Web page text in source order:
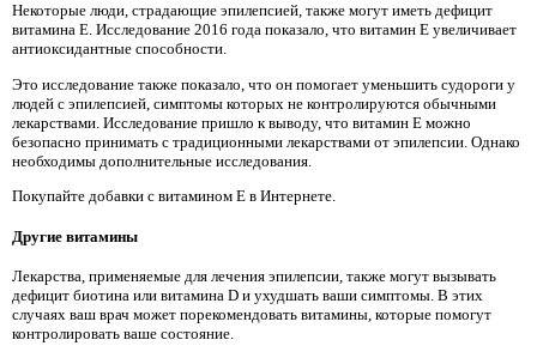
Некоторые люди, страдающие эпилепсией, также могут иметь дефицит
витамина E. Исследование 2016 года показало, что витамин E увеличивает
антиоксидантные способности.
Это исследование также показало, что он помогает уменьшить судороги у
людей с эпилепсией, симптомы которых не контролируются обычными
лекарствами. Исследование пришло к выводу, что витамин Е можно
безопасно принимать с традиционными лекарствами от эпилепсии. Однако
необходимы дополнительные исследования.
Покупайте добавки с витамином Е в Интернете.
Другие витамины
Лекарства, применяемые для лечения эпилепсии, также могут вызывать
дефицит биотина или витамина D и ухудшать ваши симптомы. В этих
случаях ваш врач может порекомендовать витамины, которые помогут
контролировать ваше состояние.